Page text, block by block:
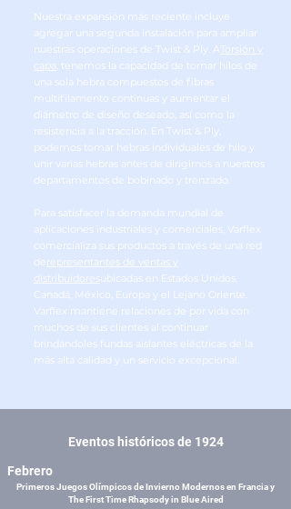
Nuestra expansión más reciente incluye
agregar una segunda instalación para ampliar
nuestras operaciones de Twist & Ply. A Torsión y
capa
, tenemos la capacidad de tomar hilos de
una sola hebra compuestos de fibras
multifilamento continuas y aumentar el
diámetro de diseño deseado, así como la
resistencia a la tracción. En Twist & Ply,
podemos tomar hebras individuales de hilo y
unir varias hebras antes de dirigirnos a nuestros
departamentos de bobinado y trenzado.
Para satisfacer la demanda mundial de
aplicaciones industriales y comerciales, Varflex
comercializa sus productos a través de una red
derepresentantes de ventas y
distribuidoresubicadas en Estados Unidos,
Canadá, México, Europa y el Lejano Oriente.
Varflex mantiene relaciones de por vida con
muchos de sus clientes al continuar
brindándoles fundas aislantes eléctricas de la
más alta calidad y un servicio excepcional.
Eventos históricos de 1924
Febrero
Primeros Juegos Olímpicos de Invierno Modernos en Francia y
The First Time Rhapsody in Blue Aired